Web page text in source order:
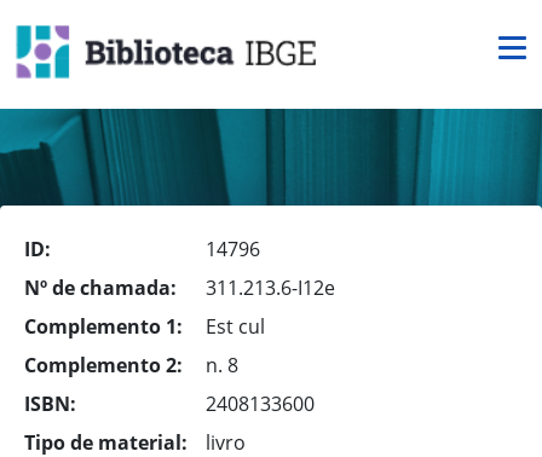
ID:
14796
Nº de chamada:
311.213.6-I12e
Complemento 1:
Est cul
Complemento 2:
n. 8
ISBN:
2408133600
Tipo de material:
livro